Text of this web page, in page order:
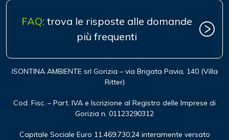
FAQ: trova le risposte alle domande
più frequenti
ISONTINA AMBIENTE srl Gorizia – via Brigata Pavia, 140 (Villa
Ritter)
Cod. Fisc. – Part. IVA e Iscrizione al Registro delle Imprese di
Gorizia n. 01123290312
Capitale Sociale Euro 11.469.730,24 interamente versato